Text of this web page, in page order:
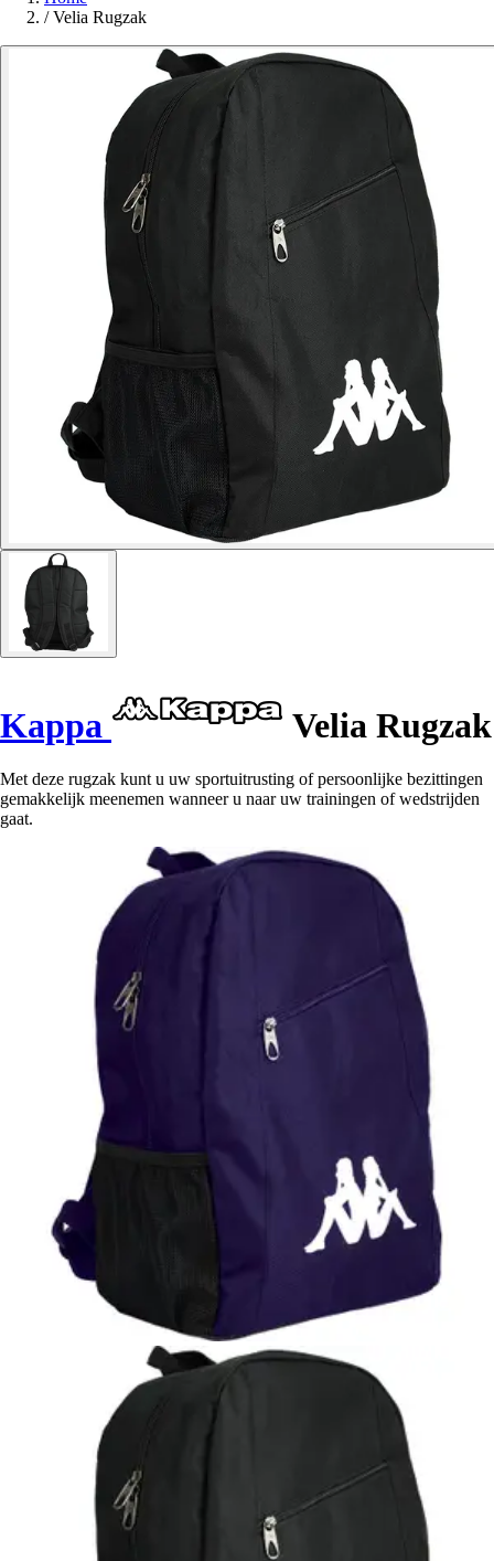
/ Velia Rugzak
Kappa Velia Rugzak
Met deze rugzak kunt u uw sportuitrusting of persoonlijke bezittingen
gemakkelijk meenemen wanneer u naar uw trainingen of wedstrijden
gaat.